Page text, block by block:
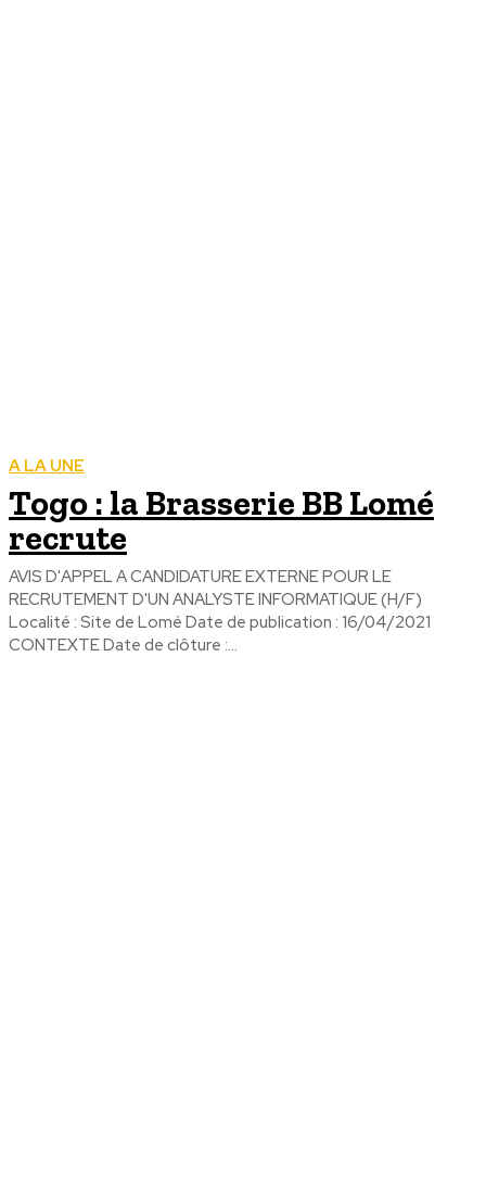
A LA UNE
Togo : la Brasserie BB Lomé
recrute
AVIS D'APPEL A CANDIDATURE EXTERNE POUR LE
RECRUTEMENT D'UN ANALYSTE INFORMATIQUE (H/F)
Localité : Site de Lomé Date de publication : 16/04/2021
CONTEXTE Date de clôture :...